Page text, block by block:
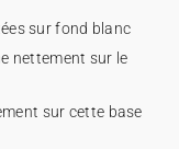
sur fond blanc
nettement sur le
sur cette base